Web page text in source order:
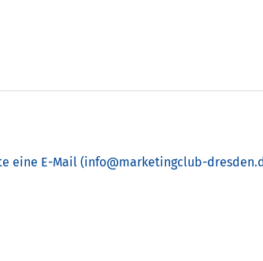
eine E-Mail (info@marketingclub-